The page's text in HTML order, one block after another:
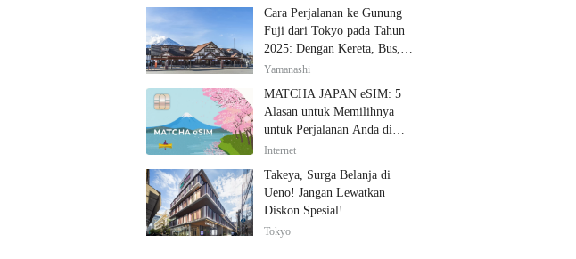
Cara Perjalanan ke Gunung
Fuji dari Tokyo pada Tahun
2025: Dengan Kereta, Bus,
dan Mobil
Yamanashi
MATCHA JAPAN eSIM: 5
Alasan untuk Memilihnya
untuk Perjalanan Anda di
Jepang
Internet
Takeya, Surga Belanja di
Ueno! Jangan Lewatkan
Diskon Spesial!
Tokyo